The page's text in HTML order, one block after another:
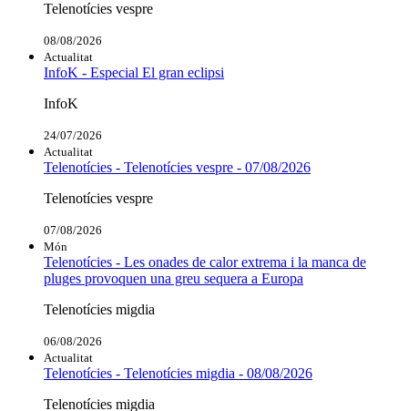
Telenotícies vespre
08/08/2026
Actualitat
InfoK - Especial El gran eclipsi
InfoK
24/07/2026
Actualitat
Telenotícies - Telenotícies vespre - 07/08/2026
Telenotícies vespre
07/08/2026
Món
Telenotícies - Les onades de calor extrema i la manca de
pluges provoquen una greu sequera a Europa
Telenotícies migdia
06/08/2026
Actualitat
Telenotícies - Telenotícies migdia - 08/08/2026
Telenotícies migdia